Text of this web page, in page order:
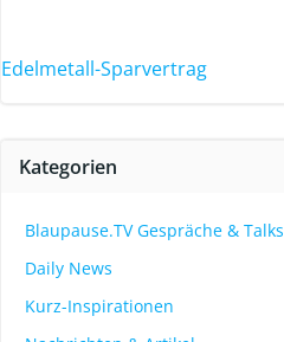
Edelmetall-Sparvertrag
Kategorien
Blaupause.TV Gespräche & Talks
Daily News
Kurz-Inspirationen